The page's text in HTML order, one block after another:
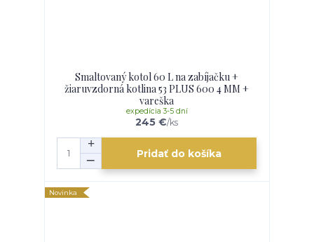
Smaltovaný kotol 60 L na zabíjačku +
žiaruvzdorná kotlina 53 PLUS 600 4 MM +
vareška
245 €/ks
expedícia 3-5 dní
Pridať do košíka
Novinka